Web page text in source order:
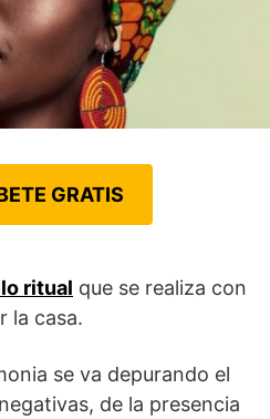
GRATIS
ritual que se realiza con
la casa.
se va depurando el
de la presencia